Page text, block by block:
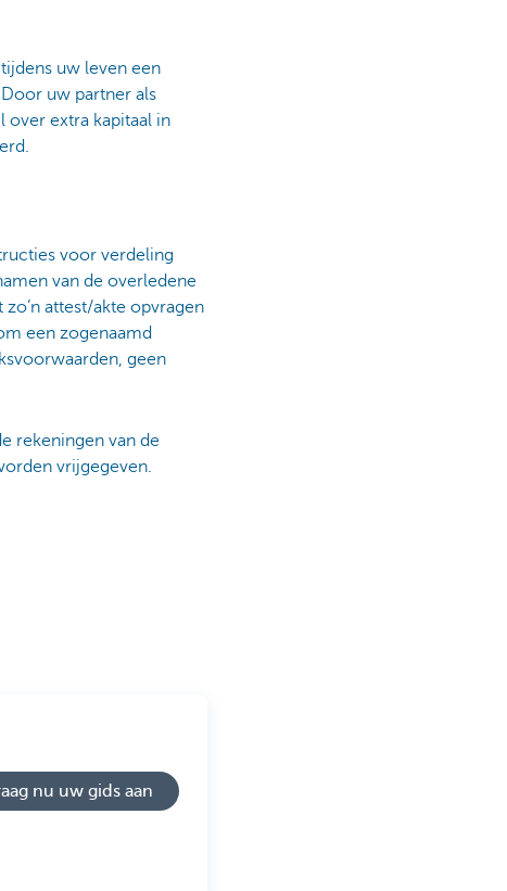
uw leven een
uw partner als
over extra kapitaal in
voor verdeling
van de overledene
attest/akte opvragen
een zogenaamd
geen
rekeningen van de
vrijgegeven.
nu uw gids aan